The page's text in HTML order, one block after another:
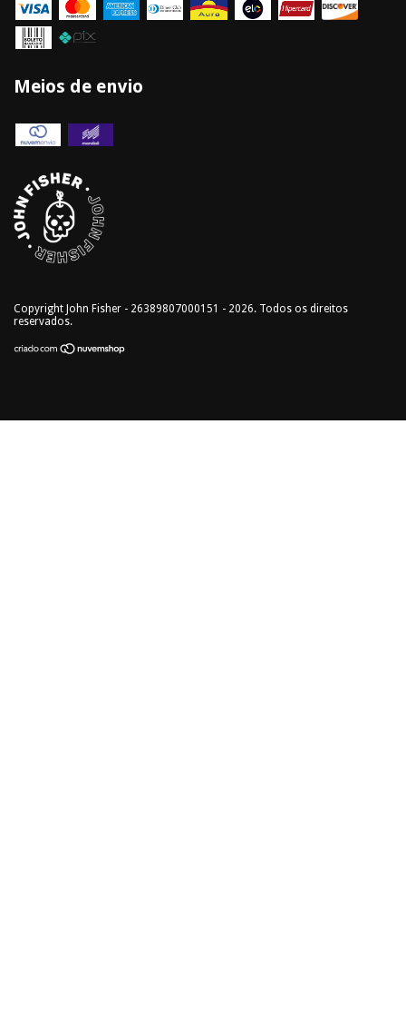
Meios de envio
Copyright John Fisher - 26389807000151 - 2026. Todos os direitos
reservados.